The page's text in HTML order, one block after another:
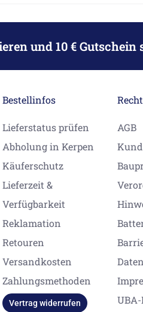
und 10 € Gutschein
Bestellinfos
Lieferstatus prüfen
Abholung in Kerpen
Käuferschutz
Lieferzeit &
Verfügbarkeit
Reklamation
Retouren
Versandkosten
Zahlungsmethoden
Vertrag widerrufen
AGB